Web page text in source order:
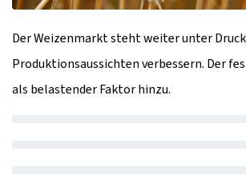
Der Weizenmarkt steht weiter unter
Produktionsaussichten verbessern. Der
als belastender Faktor hinzu.